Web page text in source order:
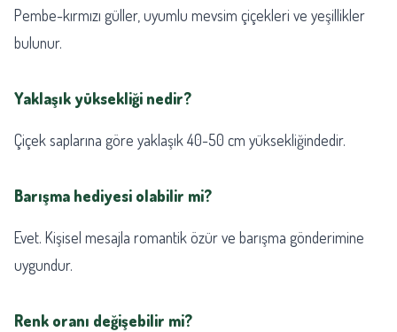
Pembe-kırmızı güller, uyumlu mevsim çiçekleri ve yeşillikler
bulunur.
Yaklaşık yüksekliği nedir?
Çiçek saplarına göre yaklaşık 40-50 cm yüksekliğindedir.
Barışma hediyesi olabilir mi?
Evet. Kişisel mesajla romantik özür ve barışma gönderimine
uygundur.
Renk oranı değişebilir mi?